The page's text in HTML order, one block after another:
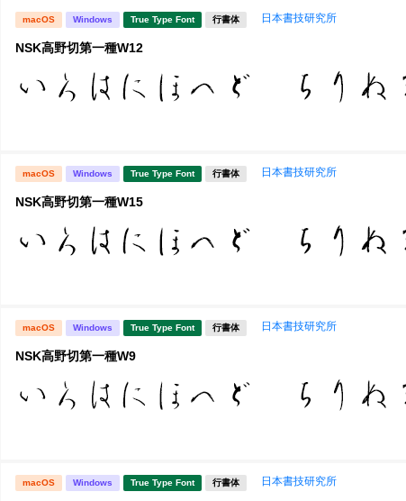
macOS Windows True Type Font 行書体 日本書技研究所
NSK高野切第一種W12
macOS Windows True Type Font 行書体 日本書技研究所
NSK高野切第一種W15
macOS Windows True Type Font 行書体 日本書技研究所
NSK高野切第一種W9
macOS Windows True Type Font 行書体 日本書技研究所